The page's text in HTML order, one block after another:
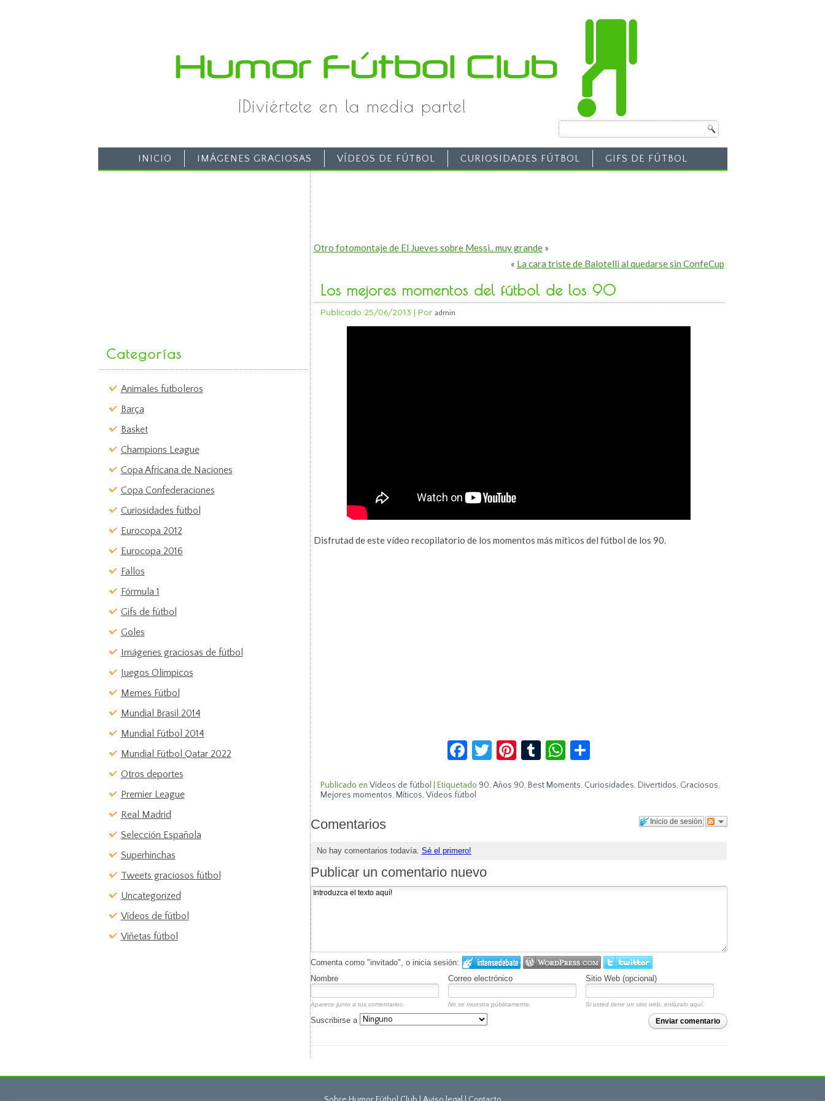
¡Diviértete en la media parte!
INICIO IMÁGENES GRACIOSAS VÍDEOS DE FÚTBOL CURIOSIDADES FÚTBOL GIFS DE FÚTBOL
Categorías
Animales futboleros
Barça
Basket
Champions League
Copa Africana de Naciones
Copa Confederaciones
Curiosidades fútbol
Eurocopa 2012
Eurocopa 2016
Fallos
Fórmula 1
Gifs de fútbol
Goles
Imágenes graciosas de fútbol
Juegos Olímpicos
Memes Fútbol
Mundial Brasil 2014
Mundial Fútbol 2014
Mundial Fútbol Qatar 2022
Otros deportes
Premier League
Real Madrid
Selección Española
Superhinchas
Tweets graciosos fútbol
Uncategorized
Vídeos de fútbol
Viñetas fútbol
Otro fotomontaje de El Jueves sobre Messi.. muy grande»
« La cara triste de Balotelli al quedarse sin ConfeCup
Los mejores momentos del fútbol de los 90
Publicado 25/06/2013 | Por admin
Disfrutad de este vídeo recopilatorio de los momentos más míticos del fútbol de los 90.
Facebook
Twitter
Pinterest
TumblrWhatsApp
Publicado en Vídeos de fútbol Etiquetado 90, Años 90, Best Moments, Curiosidades, Divertidos, Graciosos,
Mejores momentos, Míticos, Vídeos fútbol
Inicio de sesión
Comentarios
No hay comentarios todavía. Sé el primero!
Publicar un comentario nuevo
Comenta como "invitado", o inicia sesión:
Nombre
Correo electrónico Sitio Web (opcional)
Aparece junto a tus comentarios. No se muestra públicamente. Si usted tiene un sitio web, enlázalo aquí.
Enviar comentario
Suscribirse a